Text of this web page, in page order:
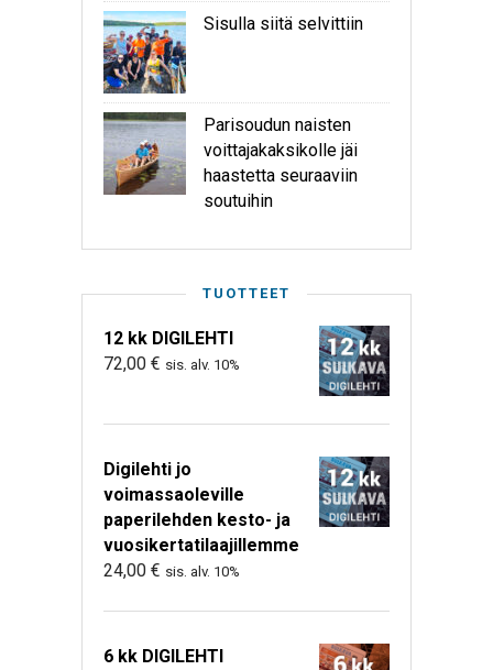
Sisulla siitä selvittiin
Parisoudun naisten
voittajakaksikolle jäi
haastetta seuraaviin
soutuihin
TUOTTEET
12 kk DIGILEHTI
72,00 € sis. alv. 10%
Digilehti jo
voimassaoleville
paperilehden kesto- ja
vuosikertatilaajillemme
24,00 € sis. alv. 10%
6 kk DIGILEHTI